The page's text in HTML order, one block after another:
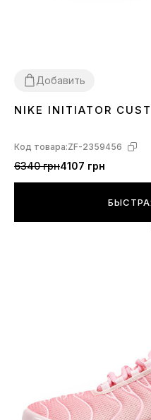
Добавить
3637 38 39 4041
NIKE INITIATOR
Код товара:ZF-2359456
6340 грн4107 грн